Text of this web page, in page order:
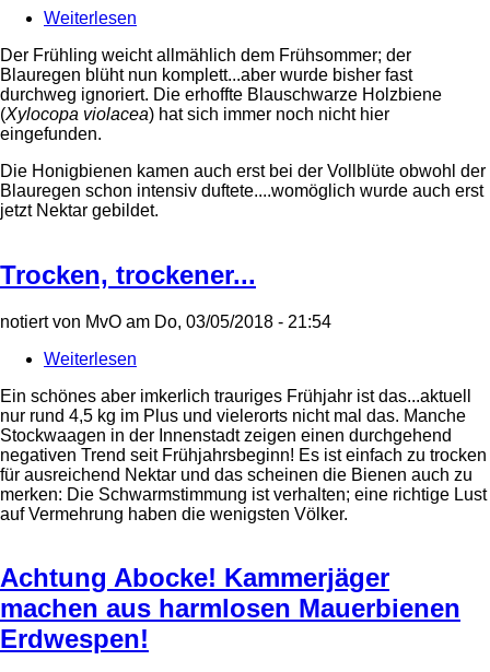
Weiterlesen
Der Frühling weicht allmählich dem Frühsommer; der
Blauregen blüht nun komplett...aber wurde bisher fast
durchweg ignoriert. Die erhoffte Blauschwarze Holzbiene
(Xylocopa violacea) hat sich immer noch nicht hier
eingefunden.
Die Honigbienen kamen auch erst bei der Vollblüte obwohl der
Blauregen schon intensiv duftete....womöglich wurde auch erst
jetzt Nektar gebildet.
Trocken, trockener...
notiert von MvO am Do, 03/05/2018 - 21:54
Weiterlesen
trockener...
Ein schönes aber imkerlich trauriges Frühjahr ist das...aktuell
nur rund 4,5 kg im Plus und vielerorts nicht mal das. Manche
Stockwaagen in der Innenstadt zeigen einen durchgehend
negativen Trend seit Frühjahrsbeginn! Es ist einfach zu trocken
für ausreichend Nektar und das scheinen die Bienen auch zu
merken: Die Schwarmstimmung ist verhalten; eine richtige Lust
auf Vermehrung haben die wenigsten Völker.
Achtung Abocke! Kammerjäger
machen aus harmlosen Mauerbienen
Erdwespen!